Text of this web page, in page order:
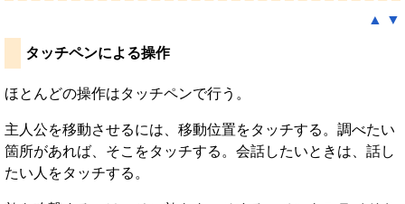
▲ ▼
タッチペンによる操作
ほとんどの操作はタッチペンで行う。
主人公を移動させるには、移動位置をタッチする。調べたい
箇所があれば、そこをタッチする。会話したいときは、話し
たい人をタッチする。